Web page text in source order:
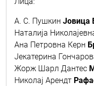
А. С. Пушкин Јовица
Наталија
Ана Петровна Керн
Јекатерина
Жорж Шарл Дантес
Николај Арендт